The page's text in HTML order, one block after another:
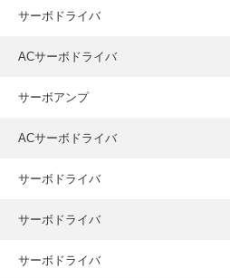
サーボドライバ
ACサーボドライバ
サーボアンプ
ACサーボドライバ
サーボドライバ
サーボドライバ
サーボドライバ